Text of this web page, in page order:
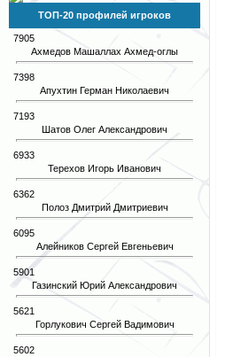
ТОП-20 профилей игроков
7905
Ахмедов Машаллах Ахмед-оглы
7398
Апухтин Герман Николаевич
7193
Шатов Олег Александрович
6933
Терехов Игорь Иванович
6362
Полоз Дмитрий Дмитриевич
6095
Алейников Сергей Евгеньевич
5901
Газинский Юрий Александрович
5621
Горлукович Сергей Вадимович
5602